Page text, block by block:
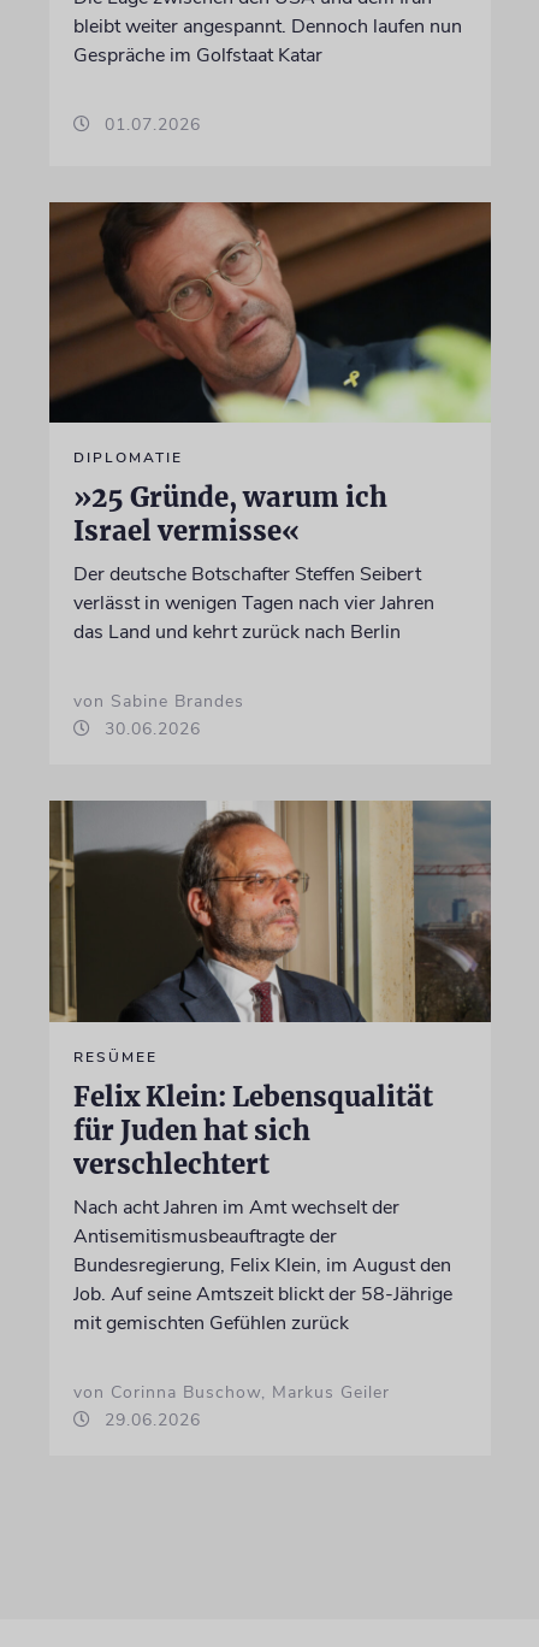
bleibt weiter angespannt. Dennoch laufen nun
Gespräche im Golfstaat Katar
01.07.2026
DIPLOMATIE
»25 Gründe, warum ich
Israel vermisse«
Der deutsche Botschafter Steffen Seibert
verlässt in wenigen Tagen nach vier Jahren
das Land und kehrt zurück nach Berlin
von Sabine Brandes
30.06.2026
RESÜMEE
Felix Klein: Lebensqualität
für Juden hat sich
verschlechtert
Nach acht Jahren im Amt wechselt der
Antisemitismusbeauftragte der
Bundesregierung, Felix Klein, im August den
Job. Auf seine Amtszeit blickt der 58-Jährige
mit gemischten Gefühlen zurück
von Corinna Buschow, Markus Geiler
29.06.2026